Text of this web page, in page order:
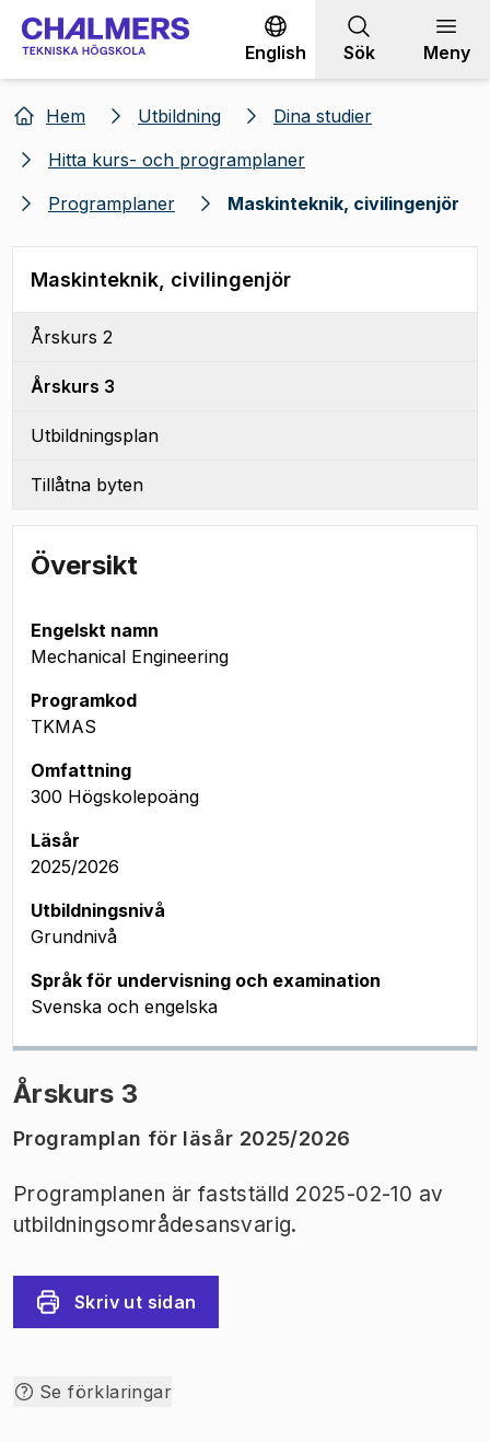
Gå till innehållet
English Sök Meny
Hem Utbildning
Dina studier
Hitta kurs- och programplaner
Programplaner
Maskinteknik, civilingenjör
Maskinteknik, civilingenjör
Årskurs 2
Årskurs 3
Utbildningsplan
Tillåtna byten
Översikt
Engelskt namn
Mechanical Engineering
Programkod
TKMAS
Omfattning
300 Högskolepoäng
Läsår
2025/2026
Utbildningsnivå
Grundnivå
Språk för undervisning och examination
Svenska och engelska
Årskurs 3
Programplan för läsår 2025/2026
Programplanen är fastställd 2025-02-10 av
utbildningsområdesansvarig.
Skriv ut sidan
Se förklaringar